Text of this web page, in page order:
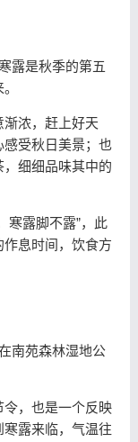
露是秋季的第五
浓，赶上好天
受秋日美景；也
细细品味其中的
露脚不露”，此
息时间，饮食方
南苑森林湿地公
，也是一个反映
露来临，气温往